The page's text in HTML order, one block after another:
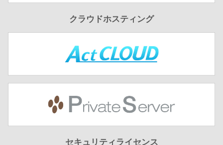
クラウドホスティング
セキュリティライセンス